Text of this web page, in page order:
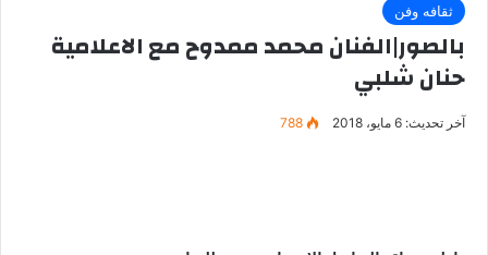
ثقافه وفن
بالصور|الفنان محمد ممدوح مع الاعلامية
حنان شلبي
آخر تحديث: 6 مايو، 2018 788